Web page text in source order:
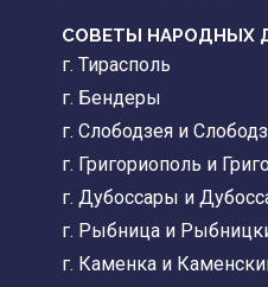
СОВЕТЫ НАРОДНЫХ
г. Тирасполь
г. Бендеры
г. Слободзея и
г. Григориополь и
г. Дубоссары и
г. Рыбница и
г. Каменка и